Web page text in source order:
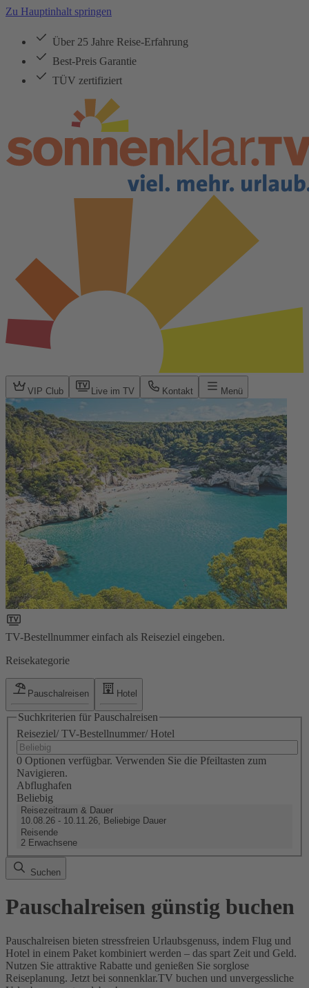
Zu Hauptinhalt springen
Über 25 Jahre Reise-Erfahrung
Best-Preis Garantie
TÜV zertifiziert
VIP Club Live im TV Kontakt Menü
TV-Bestellnummer einfach als Reiseziel eingeben.
Reisekategorie
Pauschalreisen Hotel
Suchkriterien für Pauschalreisen
Reiseziel/ TV-Bestellnummer/ Hotel
0 Optionen verfügbar. Verwenden Sie die Pfeiltasten zum
Navigieren.
Abflughafen
Beliebig
Reisezeitraum & Dauer
10.08.26 - 10.11.26, Beliebige Dauer
Reisende
2 Erwachsene
Suchen
Pauschalreisen günstig buchen
Pauschalreisen bieten stressfreien Urlaubsgenuss, indem Flug und
Hotel in einem Paket kombiniert werden – das spart Zeit und Geld.
Nutzen Sie attraktive Rabatte und genießen Sie sorglose
Reiseplanung. Jetzt bei sonnenklar.TV buchen und unvergessliche